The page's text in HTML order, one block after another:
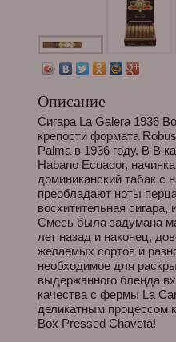
Описание
Сигара La Galera 1936
крепости формата
Palma в 1936 году. В В
Habano Ecuador,
доминиканский табак с
преобладают ноты
восхитительная
Смесь была задумана
лет назад и наконец,
желаемых сортов и
необходимое для
выдержанного бленда
качества с фермы La
деликатным процессом
Box Pressed Chaveta!